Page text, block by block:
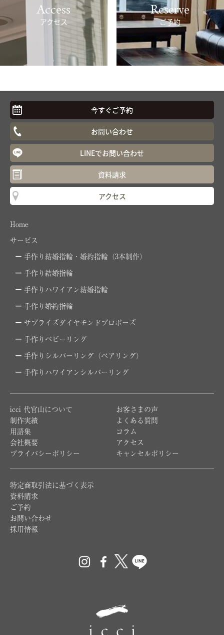
Access
アクセス
Reserve
ご予約
今すぐご予約
お問い合わせ
LINEでお問い合わせ
資料請求
アクセス
Home
サービス
手作り結婚指輪・婚約指輪（3本制作）
手作り結婚指輪
手作りハワイアン結婚指輪
手作り婚約指輪
サプライズダイヤモンドプロポーズ
手作りベビーリング
手作りシルバーリング（ペアリング）
手作りハワイアンシルバーリング
icci 代官山について
お客さまの声
制作実績
よくある質問
用語集
コラム
会社概要
アクセス
プライバシーポリシー
キャンセルポリシー
特定商取引法に基づく表示
資料請求
ご予約
お問い合わせ
採用情報